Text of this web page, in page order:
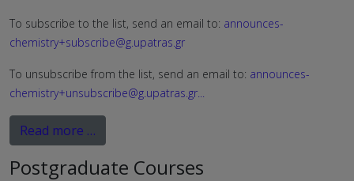
To subscribe to the list, send an email to: announces-
chemistry+subscribe@g.upatras.gr
To unsubscribe from the list, send an email to: announces-
chemistry+unsubscribe@g.upatras.gr...
Read more …
Postgraduate Courses